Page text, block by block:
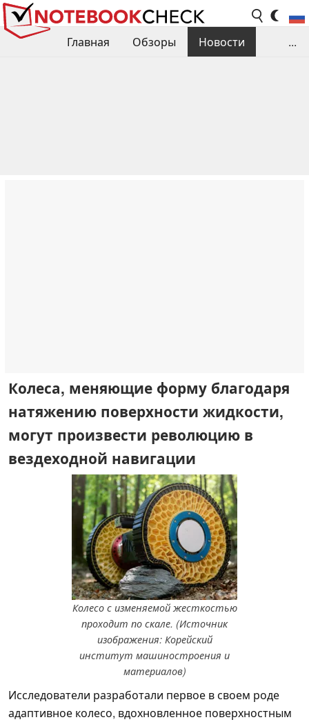
Главная Обзоры
Новости
...
Колеса, меняющие форму благодаря
натяжению поверхности жидкости,
могут произвести революцию в
вездеходной навигации
Колесо с изменяемой жесткостью
проходит по скале. (Источник
изображения: Корейский
институт машиностроения и
материалов)
Исследователи разработали первое в своем роде
адаптивное колесо, вдохновленное поверхностным